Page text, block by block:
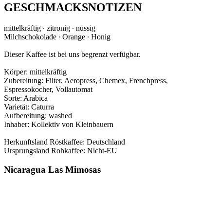
GESCHMACKSNOTIZEN
mittelkräftig ∙ zitronig ‪∙ nussig
Milchschokolade ‪∙ Orange ‪∙ Honig
Dieser Kaffee ist bei uns begrenzt verfügbar.
Körper: mittelkräftig
Zubereitung: Filter, Aeropress, Chemex, Frenchpress,
Espressokocher, Vollautomat
Sorte: Arabica
Varietät: Caturra
Aufbereitung: washed
Inhaber: Kollektiv von Kleinbauern
Herkunftsland Röstkaffee: Deutschland
Ursprungsland Rohkaffee: Nicht-EU
Nicaragua Las Mimosas